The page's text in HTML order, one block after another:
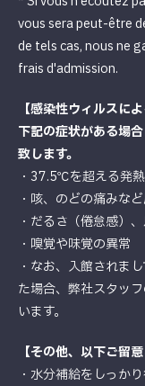
vous sera peut-être
de tels cas, nous ne
frais d'admission.
【感染性ウィルスに
下記の症状がある場
致します。
・37.5℃を超える発熱
・咳、のどの痛みな
・だるさ（倦怠感）
・嗅覚や味覚の異常
・なお、入館されま
た場合、弊社スタッ
います。
【その他、以下ご留
・水分補給をしっか